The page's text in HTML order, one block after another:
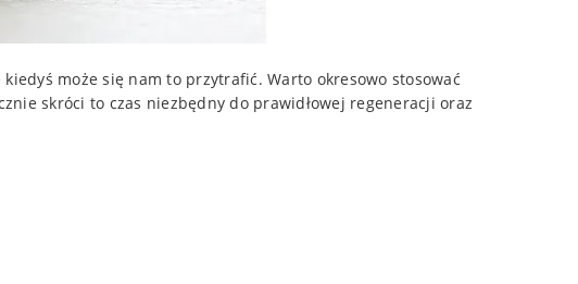
może się nam to przytrafić. Warto okresowo stosować
skróci to czas niezbędny do prawidłowej regeneracji oraz